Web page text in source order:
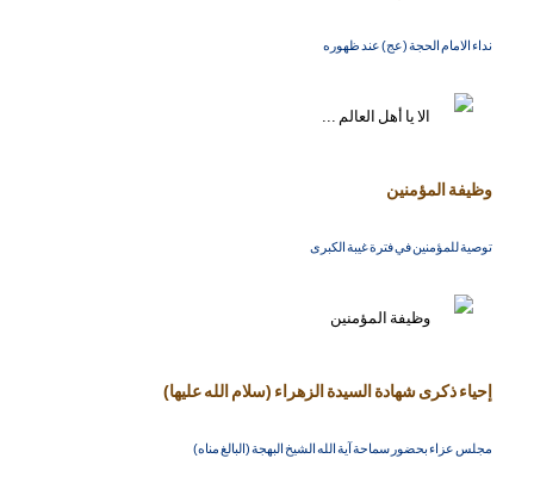
نداء الامام الحجة (عج) عند ظهوره
وظيفة المؤمنين
توصية للمؤمنين في فترة غيبة الكبرى
إحياء ذكرى شهادة السيدة الزهراء (سلام الله عليها)
مجلس عزاء بحضور سماحة آية الله الشيخ البهجة (البالغ مناه)